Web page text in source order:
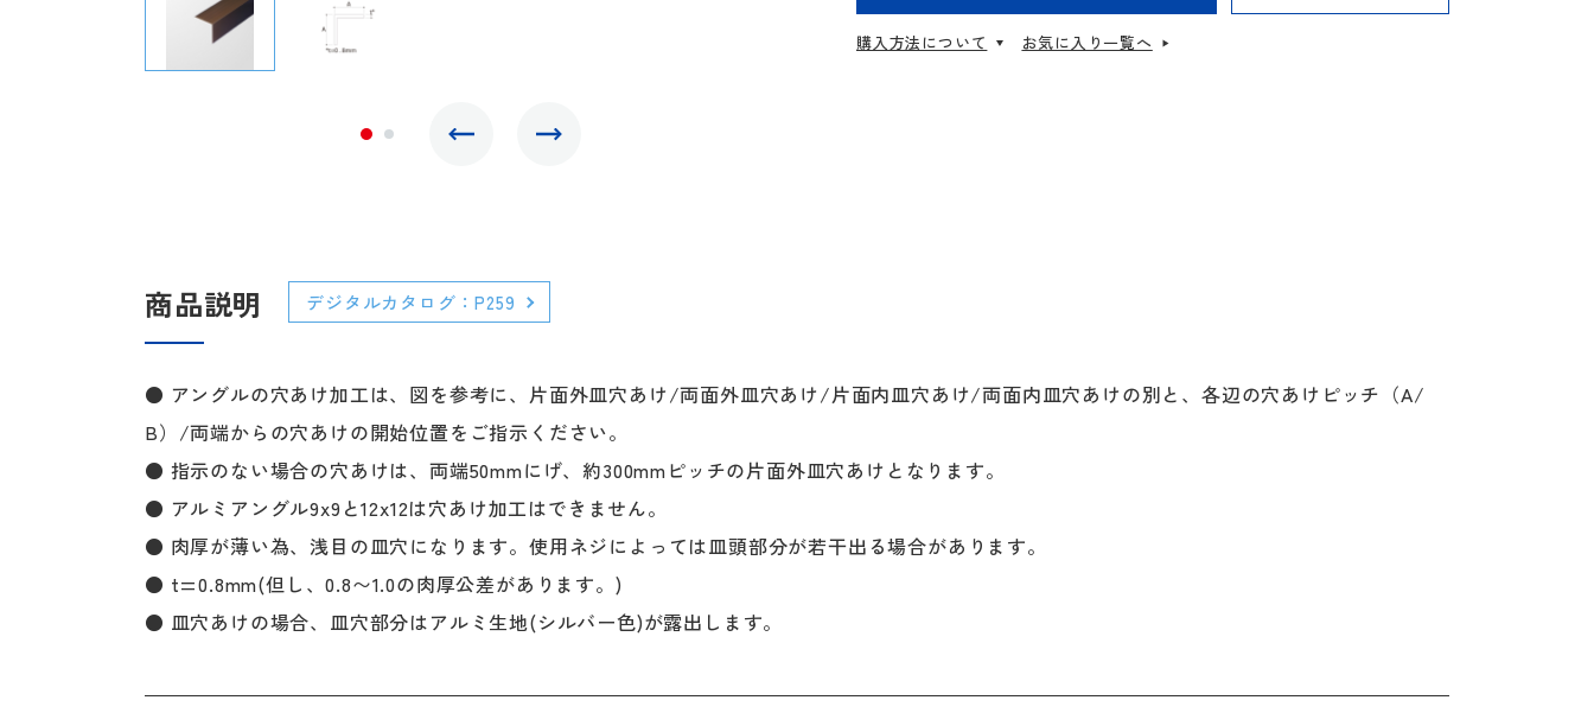
購入方法について お気に入り一覧へ
商品説明 デジタルカタログ：P259
● アングルの穴あけ加工は、図を参考に、片面外皿穴あけ/両面外皿穴あけ/片面内皿穴あけ/両面内皿穴あけの別と、各辺の穴あけピッチ（A/
B）/両端からの穴あけの開始位置をご指示ください。
● 指示のない場合の穴あけは、両端50mmにげ、約300mmピッチの片面外皿穴あけとなります。
● アルミアングル9x9と12x12は穴あけ加工はできません。
● 肉厚が薄い為、浅目の皿穴になります。使用ネジによっては皿頭部分が若干出る場合があります。
● t=0.8mm(但し、0.8〜1.0の肉厚公差があります。)
● 皿穴あけの場合、皿穴部分はアルミ生地(シルバー色)が露出します。